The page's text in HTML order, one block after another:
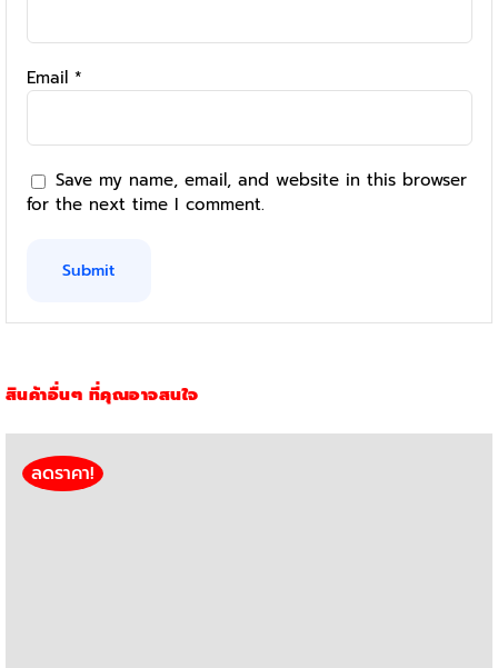
Email *
Save my name, email, and website in this browser
for the next time I comment.
สินค้าอื่นๆ ที่คุณอาจสนใจ
ลดราคา!